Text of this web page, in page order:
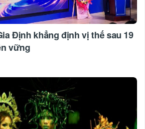
Định khẳng định vị thế sau 19
vững